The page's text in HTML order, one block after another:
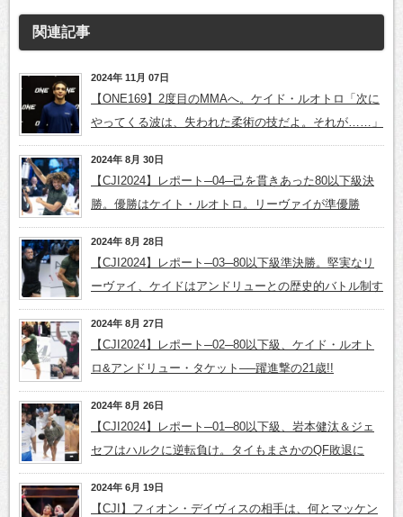
関連記事
2024年 11月 07日
【ONE169】2度目のMMAへ。ケイド・ルオトロ「次に
やってくる波は、失われた柔術の技だよ。それが……」
2024年 8月 30日
【CJI2024】レポート─04─己を貫きあった80以下級決
勝。優勝はケイト・ルオトロ。リーヴァイが準優勝
2024年 8月 28日
【CJI2024】レポート─03─80以下級準決勝。堅実なリ
ーヴァイ、ケイドはアンドリューとの歴史的バトル制す
2024年 8月 27日
【CJI2024】レポート─02─80以下級、ケイド・ルオト
ロ&アンドリュー・タケット──躍進撃の21歳!!
2024年 8月 26日
【CJI2024】レポート─01─80以下級、岩本健汰＆ジェ
セフはハルクに逆転負け。タイもまさかのQF敗退に
2024年 6月 19日
【CJI】フィオン・デイヴィスの相手は、何とマッケン